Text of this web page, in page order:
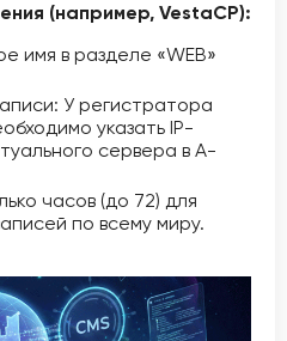
(например, VestaCP):
имя в разделе «WEB»
У регистратора
указать IP-
сервера в A-
часов (до 72) для
по всему миру.